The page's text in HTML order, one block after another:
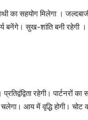
सहयोग मिलेगा ।
बनेंगे। सुख-शांति बनी रहेगी ।
रहेगी। पार्टनरों
आय में वृद्धि होगी। चोट